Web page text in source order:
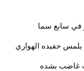
في سابع سما
يلمس حفيده الهواري
غاضب بشده